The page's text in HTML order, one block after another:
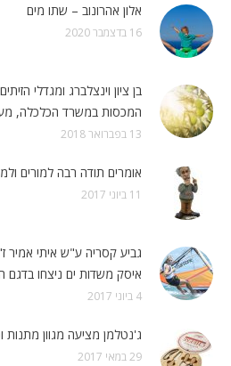
אלון אהרונוב – שתו מים
16 בדצמבר 2020
בן ציון וינצלברג ומגדלי
המכסות במשרד הכלכלה,
13 בפברואר 2018
אומרים תודה רבה למורים
11 ביוני 2017
איסק משדות ים ניצחו בדגם
4 ביוני 2017
ג'נטלמן מציעה מגוון מתנות
29 במאי 2017